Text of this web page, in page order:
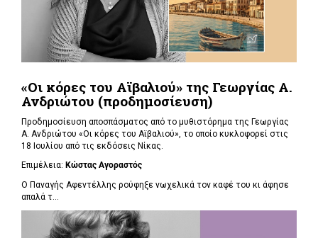
«Οι κόρες του Αϊβαλιού» της Γεωργίας Α.
Ανδριώτου (προδημοσίευση)
Προδημοσίευση αποσπάσματος από το μυθιστόρημα της Γεωργίας
Α. Ανδριώτου «Οι κόρες του Αϊβαλιού», το οποίο κυκλοφορεί στις
18 Ιουλίου από τις εκδόσεις Νίκας.
Επιμέλεια: Κώστας Αγοραστός
Ο Παναγής Αφεντέλλης ρούφηξε νωχελικά τον καφέ του κι άφησε
απαλά τ...